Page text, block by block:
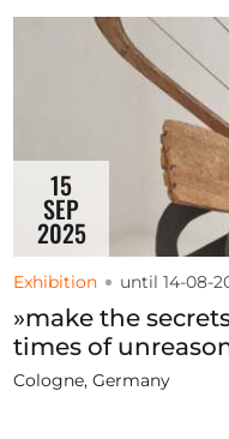
15
SEP
2025
Exhibition until 14-08-
»make the
times of
Cologne, Germany